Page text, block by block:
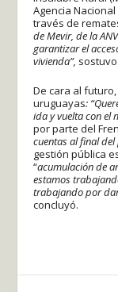
Agencia
través de
de Mevir, de la
garantizar el
vivienda”, sostuvo.
De cara al
uruguayas:
ida y vuelta con el
por parte del
cuentas al final
gestión pública
“acumulación de
estamos
trabajando por
concluyó.